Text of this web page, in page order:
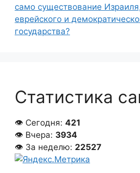
само существование
еврейского и
государства?
Статистика
👁 Сегодня: 421
👁 Вчера: 3934
👁 За неделю: 22527